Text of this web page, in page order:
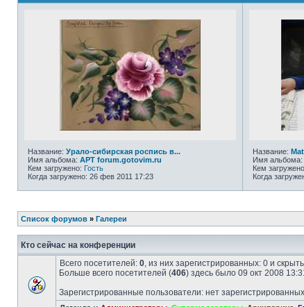
Название: Урало-сибирская роспись в...
Имя альбома: АРТ forum.gotovim.ru
Кем загружено: Гость
Когда загружено: 26 фев 2011 17:23
Название:
Имя альбома:
Кем
Когда
Список форумов » Галереи
Кто сейчас на конференции
Всего посетителей: 0, из них зарегистрированных: 0 и
Больше всего посетителей (406) здесь было 09 окт 2008
Зарегистрированные пользователи: нет